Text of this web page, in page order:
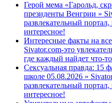
Герой мема «Гарольд,
президенты Венгрии »
развлекательный
интересное!
Интересные факты на
Sivator.com-это
где каждый найдет что-
Сексуальная правда: 15
школе 05.08.2026 »
развлекательный
интересное!